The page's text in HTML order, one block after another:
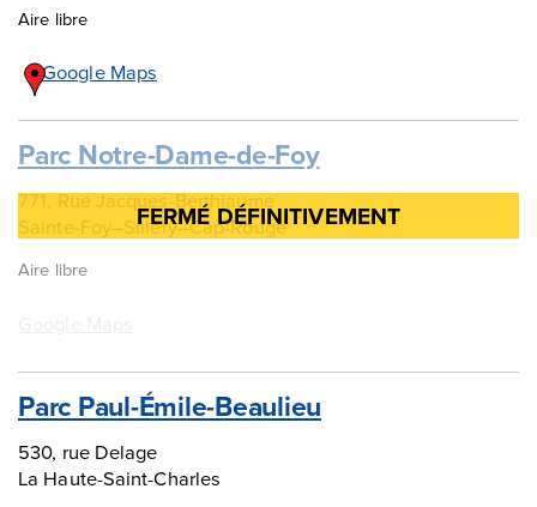
Aire libre
Google Maps
Parc Notre-Dame-de-Foy
771, Rue Jacques-Berthiaume
Sainte-Foy–Sillery–Cap-Rouge
Aire libre
Parc Paul-Émile-Beaulieu
530, rue Delage
La Haute-Saint-Charles